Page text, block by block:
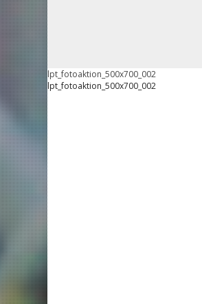
lpt_fotoaktion_500x700_002
lpt_fotoaktion_500x700_002